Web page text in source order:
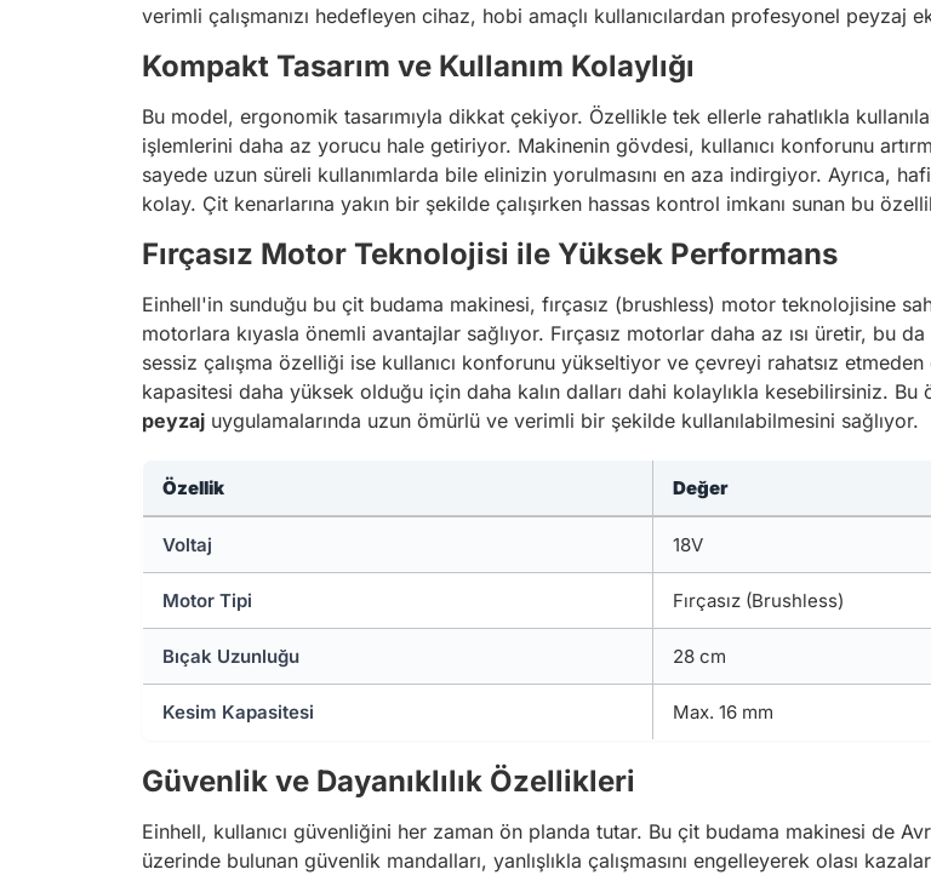
verimli çalışmanızı hedefleyen cihaz, hobi amaçlı kullanıcılardan profesyonel
Kompakt Tasarım ve Kullanım Kolaylığı
Bu model, ergonomik tasarımıyla dikkat çekiyor. Özellikle tek ellerle rahatlıkla
işlemlerini daha az yorucu hale getiriyor. Makinenin gövdesi, kullanıcı konforunu
sayede uzun süreli kullanımlarda bile elinizin yorulmasını en aza indirgiyor. Ayrıca,
kolay. Çit kenarlarına yakın bir şekilde çalışırken hassas kontrol imkanı sunan bu
Fırçasız Motor Teknolojisi ile Yüksek Performans
Einhell'in sunduğu bu çit budama makinesi, fırçasız (brushless) motor teknolojisine
motorlara kıyasla önemli avantajlar sağlıyor. Fırçasız motorlar daha az ısı üretir, bu
sessiz çalışma özelliği ise kullanıcı konforunu yükseltiyor ve çevreyi rahatsız etmeden
kapasitesi daha yüksek olduğu için daha kalın dalları dahi kolaylıkla kesebilirsiniz.
peyzaj uygulamalarında uzun ömürlü ve verimli bir şekilde kullanılabilmesini sağlıyor.
Özellik Değer
Voltaj 18V
Motor Tipi Fırçasız (Brushless)
Bıçak Uzunluğu 28 cm
Kesim Kapasitesi Max. 16 mm
Güvenlik ve Dayanıklılık Özellikleri
Einhell, kullanıcı güvenliğini her zaman ön planda tutar. Bu çit budama makinesi de
üzerinde bulunan güvenlik mandalları, yanlışlıkla çalışmasını engelleyerek olası